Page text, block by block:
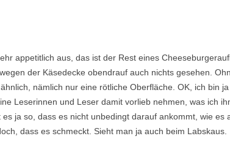
appetitlich aus, das ist der Rest eines
der Käsedecke obendrauf auch nichts gesehen.
nämlich nur eine rötliche Oberfläche. OK, ich bin
Leserinnen und Leser damit vorlieb nehmen, was ich
es ja so, dass es nicht unbedingt darauf ankommt, wie es
dass es schmeckt. Sieht man ja auch beim Labskaus.